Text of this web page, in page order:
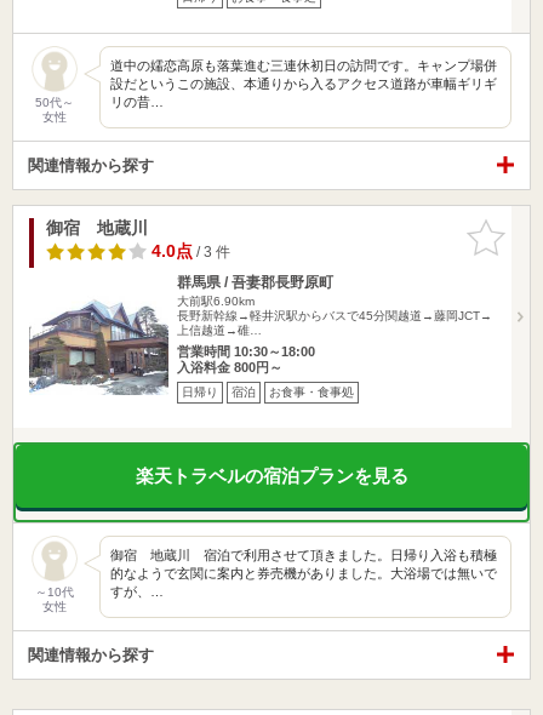
50代～
女性
道中の嬬恋高原も落葉進む三連休初日の訪問です。キャンプ場併
設だというこの施設、本通りから入るアクセス道路が車幅ギリギ
リの昔…
関連情報から探す
お気に入
りに追加
御宿 地蔵川
4.0点/ 3 件
群馬県 / 吾妻郡長野原町
大前駅6.90km
長野新幹線→軽井沢駅からバスで45分関越道→藤岡JCT→
上信越道→碓…
営業時間 10:30～18:00
入浴料金 800円～
日帰り 宿泊 お食事・食事処
楽天トラベルの宿泊プランを見る
～10代
女性
御宿 地蔵川 宿泊で利用させて頂きました。日帰り入浴も積極
的なようで玄関に案内と券売機がありました。大浴場では無いで
すが、…
関連情報から探す